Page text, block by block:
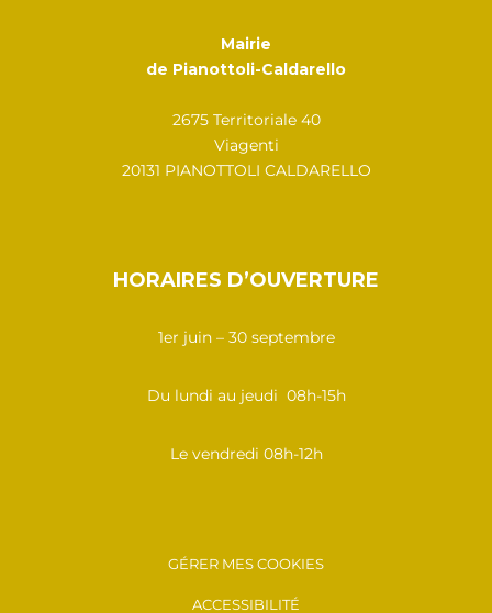
Mairie
de Pianottoli-Caldarello
2675 Territoriale 40
Viagenti
20131 PIANOTTOLI CALDARELLO
HORAIRES D’OUVERTURE
1er juin – 30 septembre
Du lundi au jeudi 08h-15h
Le vendredi 08h-12h
GÉRER MES COOKIES
ACCESSIBILITÉ